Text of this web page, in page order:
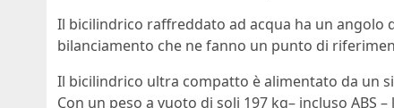
Il bicilindrico raffreddato ad acqua ha un angolo
bilanciamento che ne fanno un punto di
Il bicilindrico ultra compatto è alimentato da un
Con un peso a vuoto di soli 197 kg– incluso ABS